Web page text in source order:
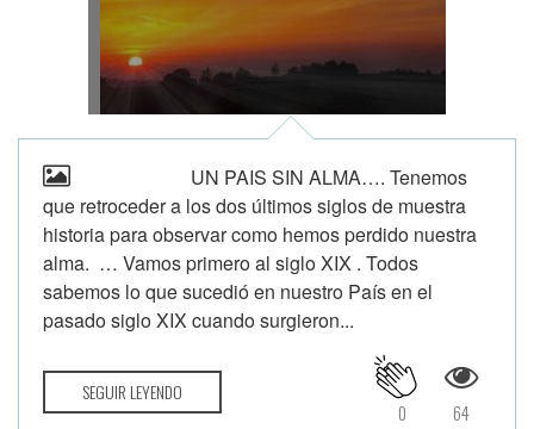
UN PAIS SIN ALMA…. Tenemos
que retroceder a los dos últimos siglos de muestra
historia para observar como hemos perdido nuestra
alma. … Vamos primero al siglo XIX . Todos
sabemos lo que sucedió en nuestro País en el
pasado siglo XIX cuando surgieron...
SEGUIR LEYENDO
64
0